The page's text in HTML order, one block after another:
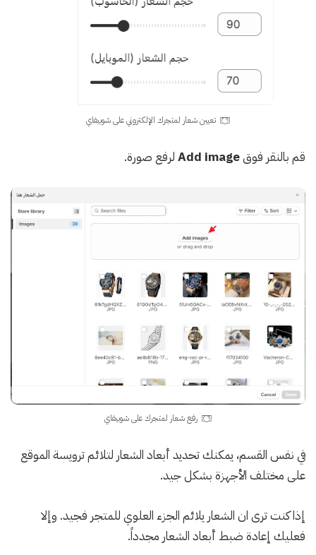
تعيين شعار لمتجرك الإلكتروني على شوبيفاي
قم بالنقر فوق لرفع صورة.
رفع شعار لمتجرك على شوبيفاي
في نفس القسم، يمكنك تحديد أبعاد الشعار لتلائم ترويسة الموقع
على مختلف الأجهزة بشكل جيد.
إذا كنت ترى ان الشعار يلائم الجزء العلوي للمتجر فجيد. وإلا
فعليك إعادة ضبط أبعاد الشعار مجدداً.